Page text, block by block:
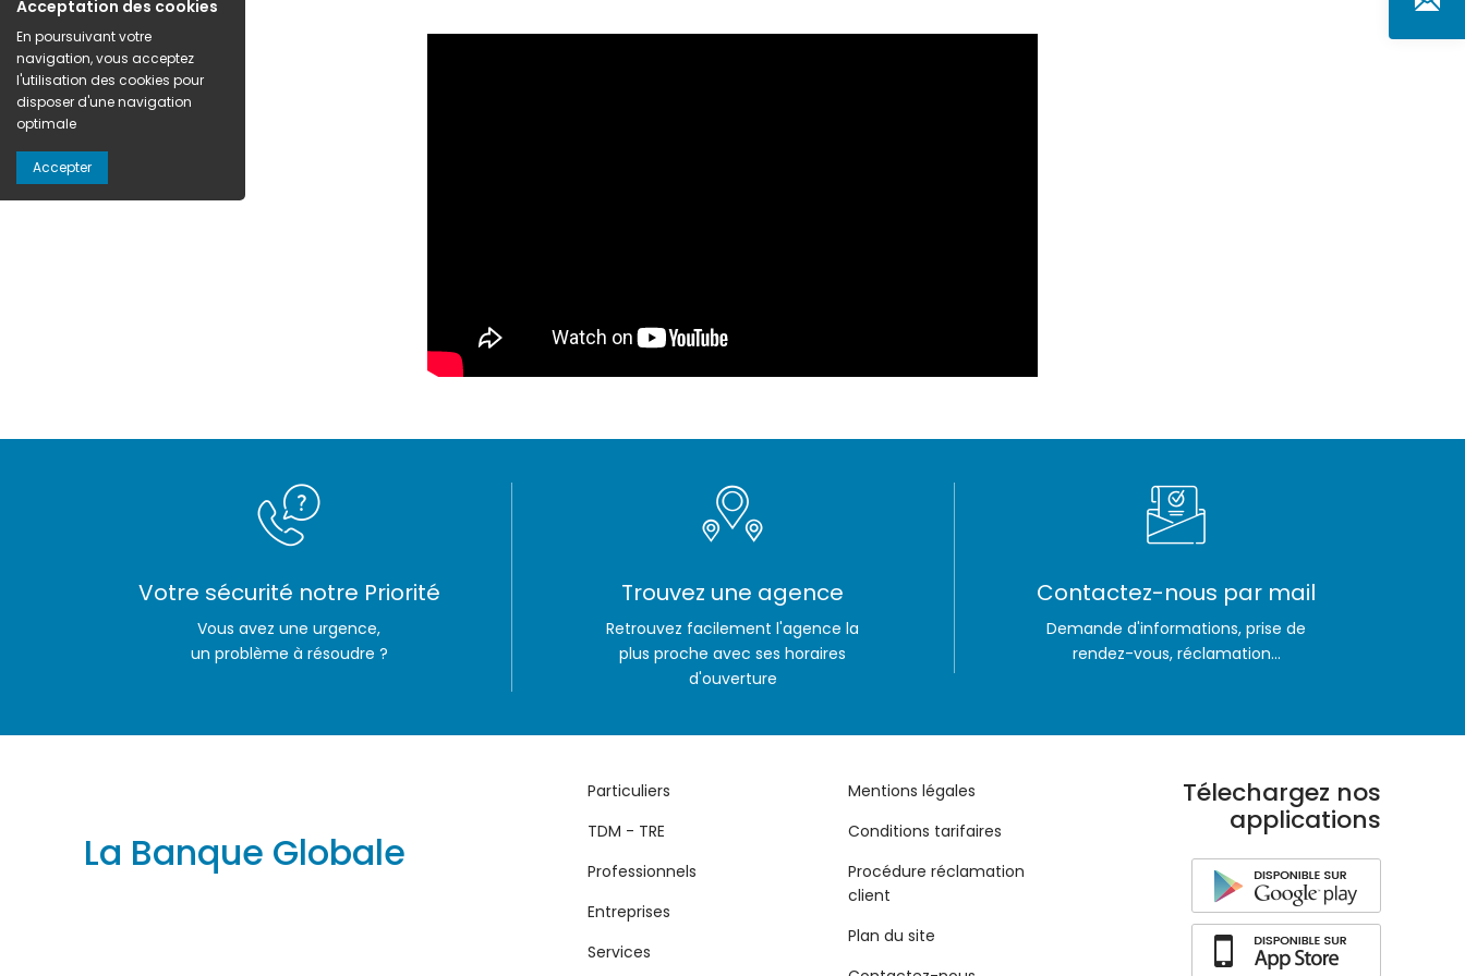
Acceptation des cookies
En poursuivant votre
navigation, vous acceptez
l'utilisation des cookies pour
disposer d'une navigation
optimale
Accepter
Votre sécurité notre Priorité
Vous avez une urgence,
un problème à résoudre ?
Trouvez une agence
Retrouvez facilement l'agence la
plus proche avec ses horaires
d'ouverture
Contactez-nous par mail
Demande d'informations, prise de
rendez-vous, réclamation...
La Banque Globale
Particuliers
TDM - TRE
Professionnels
Entreprises
Services
Mentions légales
Conditions tarifaires
Procédure réclamation
client
Plan du site
Télechargez nos
applications